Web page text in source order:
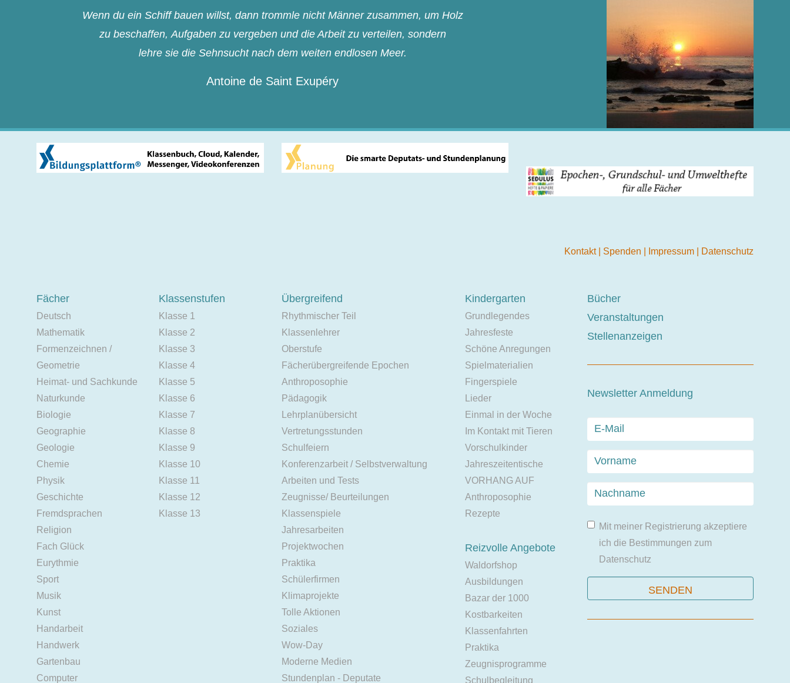
Wenn du ein Schiff bauen willst, dann trommle nicht Männer zusammen, um Holz
zu beschaffen, Aufgaben zu vergeben und die Arbeit zu verteilen, sondern
lehre sie die Sehnsucht nach dem weiten endlosen Meer.
Antoine de Saint Exupéry
Kontakt Spenden Impressum Datenschutz
Fächer
Deutsch
Mathematik
Formenzeichnen /
Geometrie
Heimat- und Sachkunde
Naturkunde
Biologie
Geographie
Geologie
Chemie
Physik
Geschichte
Fremdsprachen
Religion
Fach Glück
Eurythmie
Sport
Musik
Kunst
Handarbeit
Handwerk
Gartenbau
Computer
Klassenstufen
Klasse 1
Klasse 2
Klasse 3
Klasse 4
Klasse 5
Klasse 6
Klasse 7
Klasse 8
Klasse 9
Klasse 10
Klasse 11
Klasse 12
Klasse 13
Übergreifend
Rhythmischer Teil
Klassenlehrer
Oberstufe
Fächerübergreifende Epochen
Anthroposophie
Pädagogik
Lehrplanübersicht
Vertretungsstunden
Schulfeiern
Konferenzarbeit / Selbstverwaltung
Arbeiten und Tests
Zeugnisse/ Beurteilungen
Klassenspiele
Jahresarbeiten
Projektwochen
Praktika
Schülerfirmen
Klimaprojekte
Tolle Aktionen
Soziales
Wow-Day
Moderne Medien
Stundenplan - Deputate
Kindergarten
Grundlegendes
Jahresfeste
Schöne Anregungen
Spielmaterialien
Fingerspiele
Lieder
Einmal in der Woche
Im Kontakt mit Tieren
Vorschulkinder
Jahreszeitentische
VORHANG AUF
Anthroposophie
Rezepte
Reizvolle Angebote
Waldorfshop
Ausbildungen
Bazar der 1000
Kostbarkeiten
Klassenfahrten
Praktika
Zeugnisprogramme
Schulbegleitung
Bücher
Veranstaltungen
Stellenanzeigen
Newsletter Anmeldung
Mit meiner Registrierung akzeptiere
ich die Bestimmungen zum
Datenschutz